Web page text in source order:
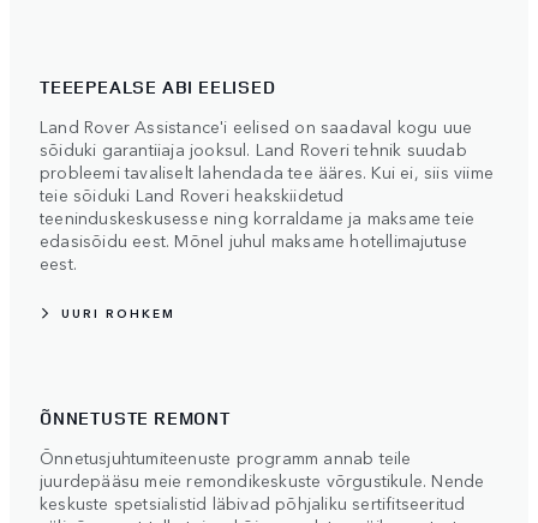
TEEEPEALSE ABI EELISED
Land Rover Assistance'i eelised on saadaval kogu uue
sõiduki garantiiaja jooksul. Land Roveri tehnik suudab
probleemi tavaliselt lahendada tee ääres. Kui ei, siis viime
teie sõiduki Land Roveri heakskiidetud
teeninduskeskusesse ning korraldame ja maksame teie
edasisõidu eest. Mõnel juhul maksame hotellimajutuse
eest.
UURI ROHKEM
ÕNNETUSTE REMONT
Õnnetusjuhtumiteenuste programm annab teile
juurdepääsu meie remondikeskuste võrgustikule. Nende
keskuste spetsialistid läbivad põhjaliku sertifitseeritud